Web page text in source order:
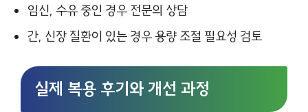
임신, 수유 중인 경우 전문의 상담
간, 신장 질환이 있는 경우 용량 조절 필요성 검토
실제 복용 후기와 개선 과정